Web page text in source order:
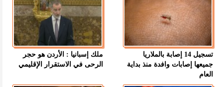
تسجيل 14 إصابة بالملاريا
جميعها إصابات وافدة منذ بداية
العام
ملك إسبانيا : الأردن هو حجر
الرحى في الاستقرار الإقليمي